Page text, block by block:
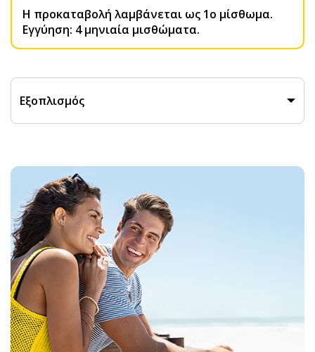
H προκαταβολή λαμβάνεται ως 1ο μίσθωμα.
Εγγύηση: 4 μηνιαία μισθώματα.
Εξοπλισμός